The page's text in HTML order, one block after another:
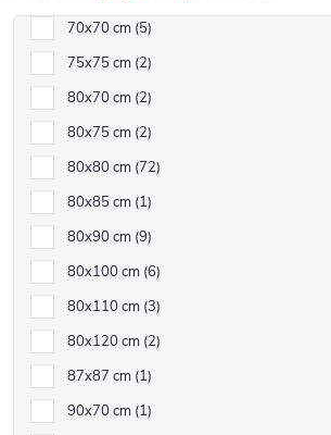
70x70 cm 5
75x75 cm 2
80x70 cm 2
80x75 cm 2
80x80 cm 72
80x85 cm 1
80x90 cm 9
80x100 cm 6
80x110 cm 3
80x120 cm 2
87x87 cm 1
90x70 cm 1